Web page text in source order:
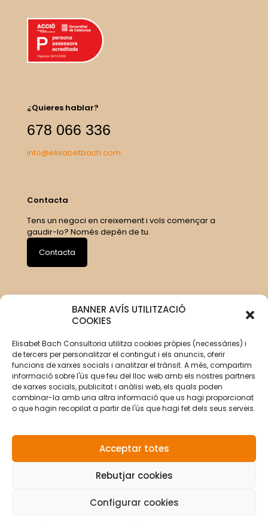
BANNER AVÍS UTILITZACIÓ
COOKIES
Elisabet Bach Consultoria utilitza cookies pròpies (necessàries) i
de tercers per personalitzar el contingut i els anuncis, oferir
funcions de xarxes socials i analitzar el trànsit. A més, compartim
informació sobre l'ús que feu del lloc web amb els nostres partners
de xarxes socials, publicitat i anàlisi web, els quals poden
combinar-la amb una altra informació que us hagi proporcionat
o que hagin recopilat a partir de l'ús que hagi fet dels seus serveis.
Acceptar totes
Rebutjar cookies
Configurar cookies
¿Quieres hablar?
678 066 336
info@elisabetbach.com
Contacta
Tens un negoci en creixement i vols començar a
gaudir-lo? Només depèn de tu.
Contacta
© Copyright 2026 Elisabet Bach Oller por
privacidad redes sociales|Política de cookies